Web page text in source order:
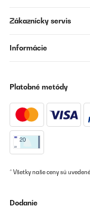
zu können . Bei
die geringe
draußen kalt ist
die exakte
dazu fehlen mir
Paneel
angenehm zu
Also
gegenseitig in
Amazon-Benutzer
Zákaznícky servis
Informácie
Platobné metódy
* Všetky naše ceny sú uvedené
Dodanie